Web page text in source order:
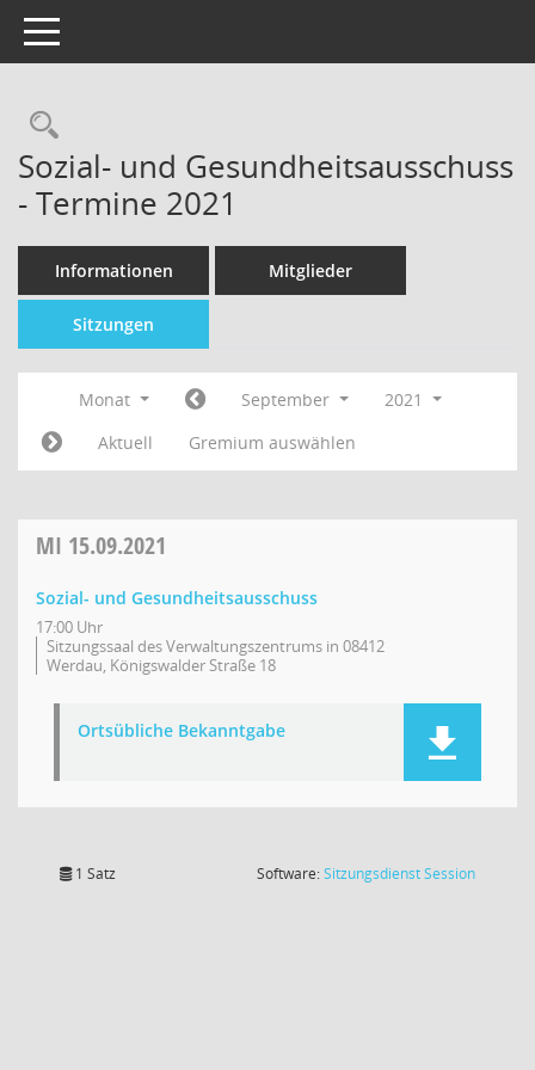
Toggle navigation
Sozial- und Gesundheitsausschuss
- Termine 2021
Informationen Mitglieder
Sitzungen
Monat September
2021
Aktuell
Gremium auswählen
MI 15.09.2021
Sozial- und Gesundheitsausschuss
17:00 Uhr
Sitzungssaal des Verwaltungszentrums in 08412
Werdau, Königswalder Straße 18
Ortsübliche Bekanntgabe
1 Satz Software:SitzungsdienstSession(Wird in